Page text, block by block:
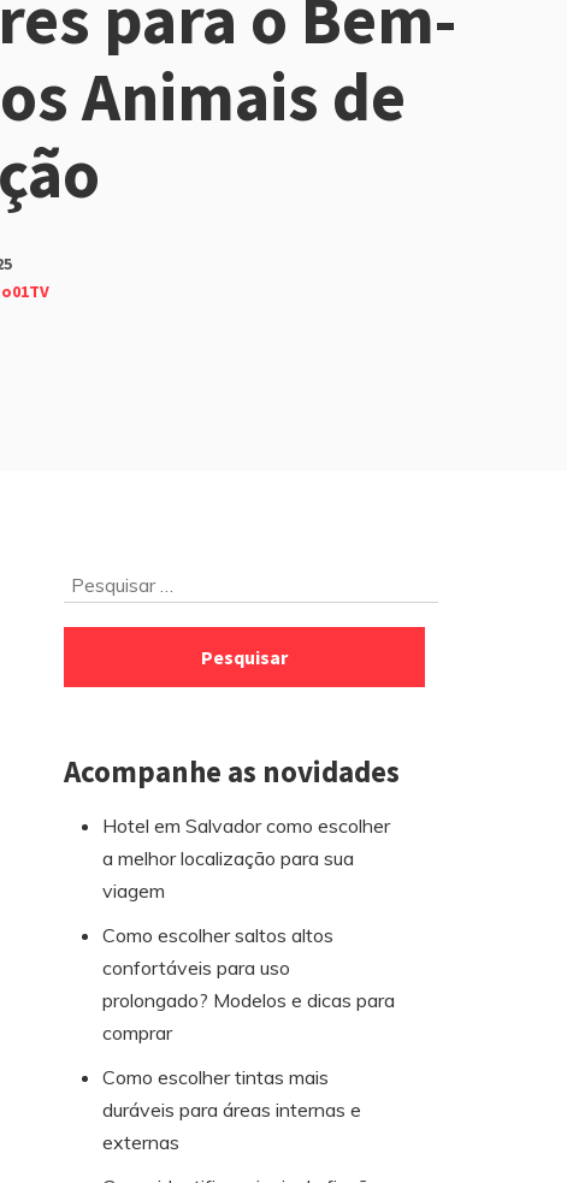
para o Bem-
Animais de
Pesquisar
Acompanhe as novidades
Hotel em Salvador como escolher
a melhor localização para sua
viagem
Como escolher saltos altos
confortáveis para uso
prolongado? Modelos e dicas para
comprar
Como escolher tintas mais
duráveis para áreas internas e
externas